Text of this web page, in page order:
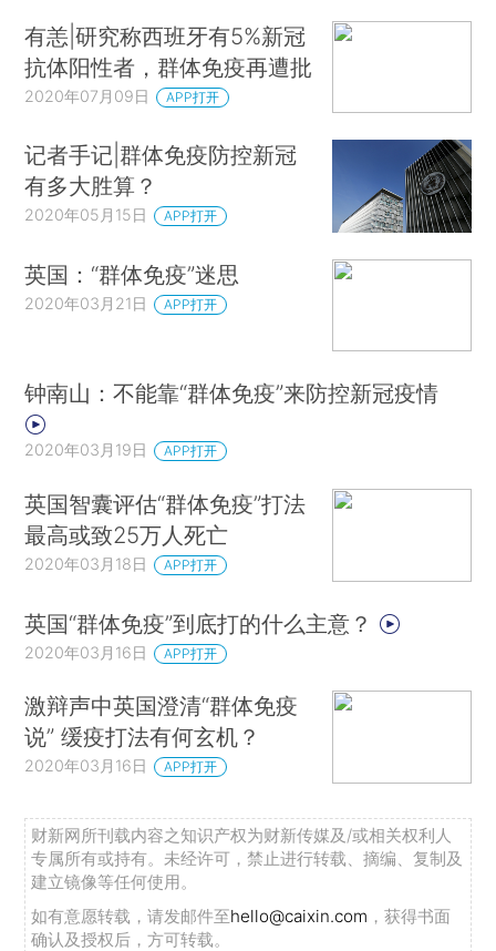
有恙|研究称西班牙有5%新冠
抗体阳性者，群体免疫再遭批
2020年07月09日 APP打开
记者手记|群体免疫防控新冠
有多大胜算？
2020年05月15日 APP打开
英国：“群体免疫”迷思
2020年03月21日 APP打开
钟南山：不能靠“群体免疫”来防控新冠疫情
2020年03月19日 APP打开
英国智囊评估“群体免疫”打法
最高或致25万人死亡
2020年03月18日 APP打开
英国“群体免疫”到底打的什么主意？
2020年03月16日 APP打开
激辩声中英国澄清“群体免疫
说” 缓疫打法有何玄机？
2020年03月16日 APP打开
财新网所刊载内容之知识产权为财新传媒及/或相关权利人
专属所有或持有。未经许可，禁止进行转载、摘编、复制及
建立镜像等任何使用。
如有意愿转载，请发邮件至hello@caixin.com ，获得书面
确认及授权后，方可转载。